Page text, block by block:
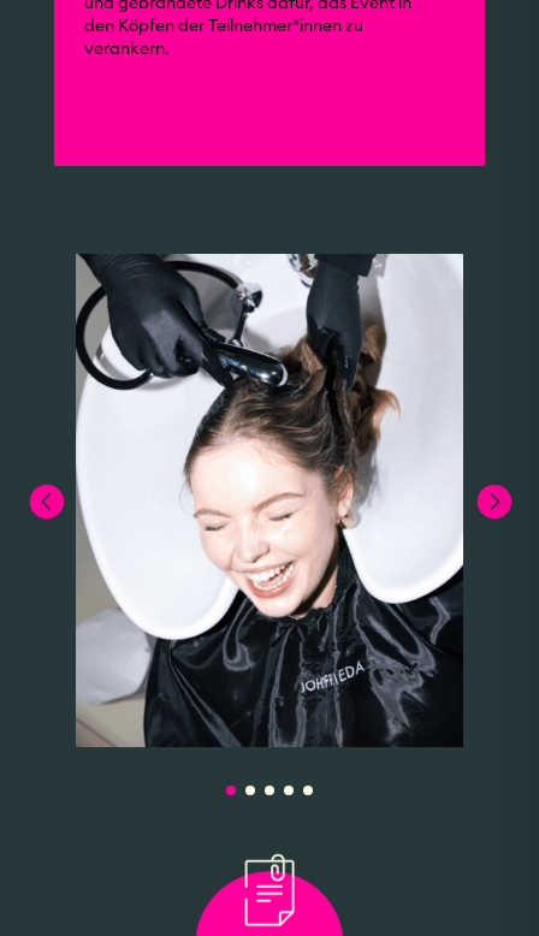
und gebrandete Drinks dafür, das Event in
den Köpfen der Teilnehmer*innen zu
verankern.